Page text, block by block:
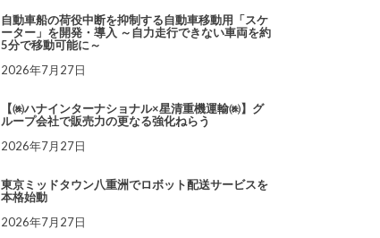
自動車船の荷役中断を抑制する自動車移動用「スケ
ーター」を開発・導入 ～自力走行できない車両を約
5分で移動可能に～
2026年7月27日
【㈱ハナインターナショナル×星清重機運輸㈱】グ
ループ会社で販売力の更なる強化ねらう
2026年7月27日
東京ミッドタウン八重洲でロボット配送サービスを
本格始動
2026年7月27日